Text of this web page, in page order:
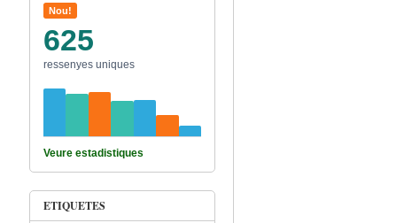
Nou!
625
ressenyes uniques
Veure estadistiques
ETIQUETES